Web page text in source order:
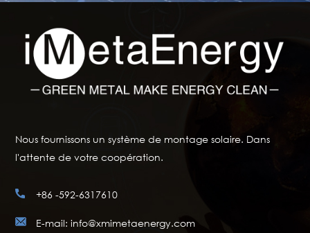
Nous fournissons un système de montage solaire. Dans
l'attente de votre coopération.
+86 -592-6317610
E-mail: info@xmimetaenergy.com